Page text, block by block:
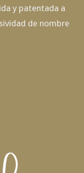
y patentada a
de nombre